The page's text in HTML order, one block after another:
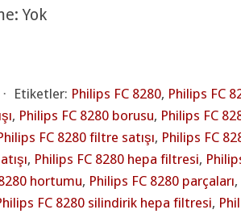
Yok
⋅ Etiketler: Philips FC 8280, Philips FC
, Philips FC 8280 borusu, Philips FC
FC 8280 filtre satışı, Philips FC
, Philips FC 8280 hepa filtresi,
hortumu, Philips FC 8280 parçaları,
FC 8280 silindirik hepa filtresi,